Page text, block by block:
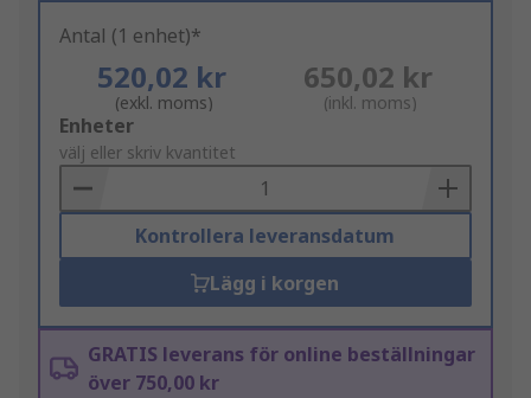
Antal (1 enhet)*
520,02 kr
(exkl. moms)
650,02 kr
(inkl. moms)
Add
to
Basket
Enheter
välj eller skriv kvantitet
Kontrollera leveransdatum
Lägg i korgen
GRATIS leverans för online beställningar
över 750,00 kr